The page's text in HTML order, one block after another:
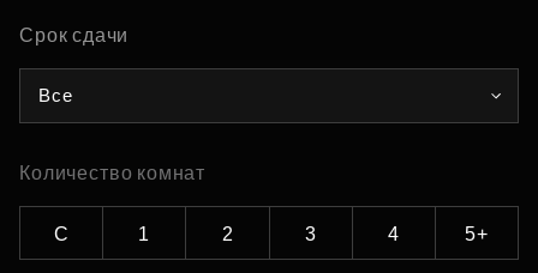
Срок сдачи
Все
Количество комнат
С 1 2 3 4 5+